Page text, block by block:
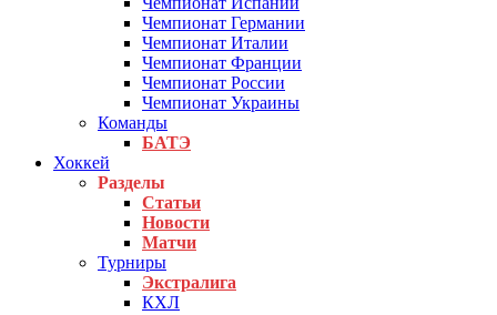
Чемпионат Германии
Чемпионат Италии
Чемпионат Франции
Чемпионат России
Чемпионат Украины
Команды
БАТЭ
Хоккей
Разделы
Статьи
Новости
Матчи
Турниры
Экстралига
КХЛ